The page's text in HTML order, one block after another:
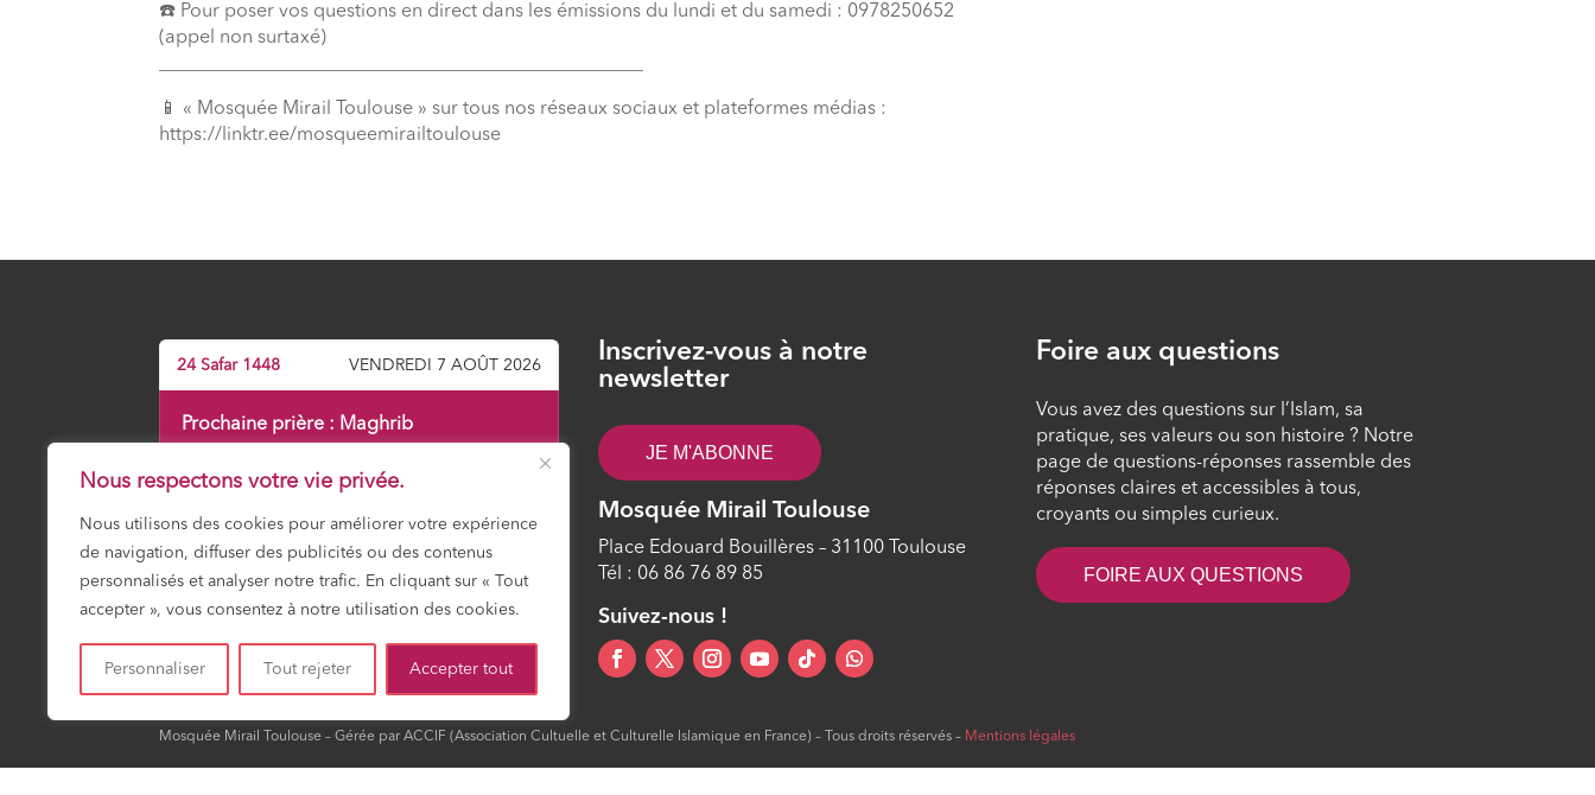
Nous respectons votre vie privée.
Nous utilisons des cookies pour améliorer votre expérience
de navigation, diffuser des publicités ou des contenus
personnalisés et analyser notre trafic. En cliquant sur « Tout
accepter », vous consentez à notre utilisation des cookies.
Personnaliser Tout rejeter Accepter tout
☎️ Pour poser vos questions en direct dans les émissions du lundi et du samedi : 0978250652
(appel non surtaxé)
📱 « Mosquée Mirail Toulouse » sur tous nos réseaux sociaux et plateformes médias :
⁠https://linktr.ee/mosqueemirailtoulouse
ÉPISODE 102
L'islam au quotidien
#101
ÉPISODE 101
L'islam au quotidien
#100
24 Safar 1448 VENDREDI 7 AOÛT 2026
Prochaine prière : Maghrib
19:14
Fajr
03:17
Shuruk
04:50
Dohr
12:01
Asr
15:56
Maghrib
19:14
20:42
Inscrivez-vous à notre
newsletter
JE M'ABONNE
Mosquée Mirail Toulouse
Place Edouard Bouillères – 31100 Toulouse
Tél : 06 86 76 89 85
Suivez-nous !
Foire aux questions
Vous avez des questions sur l’Islam, sa
pratique, ses valeurs ou son histoire ? Notre
page de questions-réponses rassemble des
réponses claires et accessibles à tous,
croyants ou simples curieux.
FOIRE AUX QUESTIONS
Mosquée Mirail Toulouse – Gérée par ACCIF (Association Cultuelle et Culturelle Islamique en France) – Tous droits réservés – Mentions légales